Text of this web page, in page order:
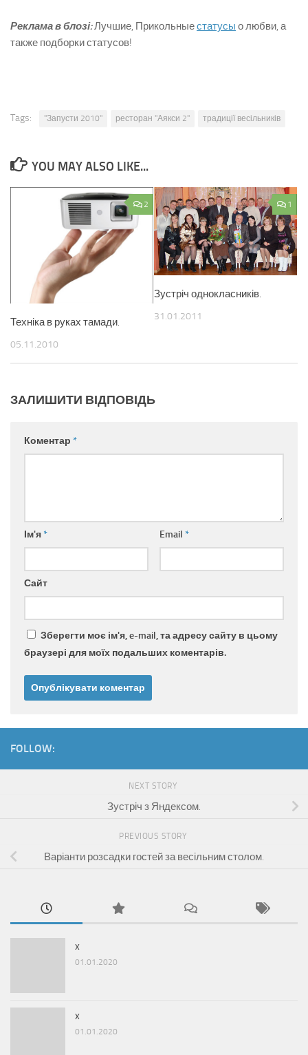
Реклама в блозі:Лучшие, Прикольныестатусы о любви, а
также подборки статусов!
Tags: "Запусти 2010" ресторан "Аякси 2" традиції весільників
YOU MAY ALSO LIKE...
2
Техніка в руках тамади.
05.11.2010
1
Зустріч однокласників.
31.01.2011
ЗАЛИШИТИ ВІДПОВІДЬ
Коментар *
Ім'я* Email *
Сайт
Зберегти моє ім'я, e-mail, та адресу сайту в цьому
браузері для моїх подальших коментарів.
FOLLOW:
NEXT STORY
Зустріч з Яндексом.
PREVIOUS STORY
Варіанти розсадки гостей за весільним столом.
x
01.01.2020
x
01.01.2020